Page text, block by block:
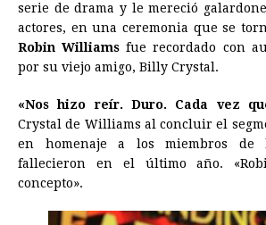
serie de drama y le mereció
actores, en una ceremonia que se
Robin Williams fue recordado con
por su viejo amigo, Billy Crystal.
«Nos hizo reír. Duro. Cada vez
Crystal de Williams al concluir el
en homenaje a los miembros de
fallecieron en el último año.
concepto».